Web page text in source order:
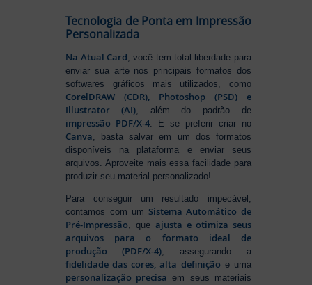
Tecnologia de Ponta em Impressão
Personalizada
Na Atual Card, você tem total liberdade para
enviar sua arte nos principais formatos dos
softwares gráficos mais utilizados, como
CorelDRAW (CDR), Photoshop (PSD) e
Illustrator (AI), além do padrão de
impressão PDF/X-4. E se preferir criar no
Canva, basta salvar em um dos formatos
disponíveis na plataforma e enviar seus
arquivos. Aproveite mais essa facilidade para
produzir seu material personalizado!
Para conseguir um resultado impecável,
contamos com um Sistema Automático de
Pré-Impressão, queajusta e otimiza seus
arquivos para o formato ideal de
produção (PDF/X-4), assegurando a
fidelidade das cores, alta definição e uma
personalização precisa em seus materiais